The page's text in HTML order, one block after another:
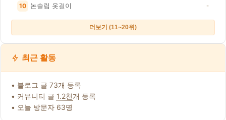
10 논슬립 옷걸이 -
더보기 (11~20위)
최근 활동
• 블로그 글 73개 등록
• 커뮤니티 글 1.2천개 등록
• 오늘 방문자 63명